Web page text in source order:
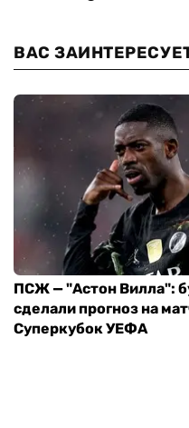
ВАС
ПСЖ — "Астон Вилла":
сделали прогноз на
Суперкубок УЕФА